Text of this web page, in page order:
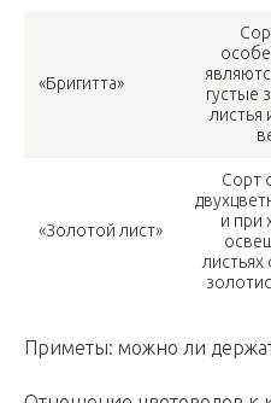
«Бригитта»
густые
листья
«Золотой лист»
Сорт
и при
листьях
Приметы: можно ли